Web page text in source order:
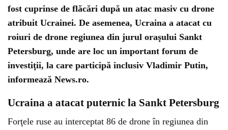
fost cuprinse de flăcări după un atac masiv cu drone
atribuit Ucrainei. De asemenea, Ucraina a atacat cu
roiuri de drone regiunea din jurul oraşului Sankt
Petersburg, unde are loc un important forum de
investiţii, la care participă inclusiv Vladimir Putin,
informează News.ro.
Ucraina a atacat puternic la Sankt Petersburg
Forţele ruse au interceptat 86 de drone în regiunea din